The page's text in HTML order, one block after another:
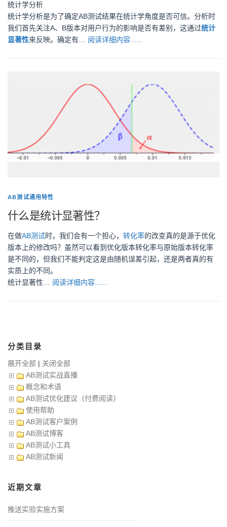
统计学分析
统计学分析是为了确定AB测试结果在统计学角度是否可信。分析时
我们首先关注A、B版本对用户行为的影响是否有差别，这通过统计
显著性来反映。确定有… 阅读详细内容......
AB测试通用特性
什么是统计显著性？
在做AB测试时，我们会有一个担心， 转化率的改变真的是源于优化
版本上的修改吗？虽然可以看到优化版本转化率与原始版本转化率
是不同的，但我们不能判定这是由随机误差引起，还是两者真的有
实质上的不同。
统计显著性… 阅读详细内容......
分类目录
展开全部 | 关闭全部
AB测试实战直播
概念和术语
AB测试优化建议（付费阅读）
使用帮助
AB测试客户案例
AB测试博客
AB测试小工具
AB测试新闻
近期文章
推送实验实施方案